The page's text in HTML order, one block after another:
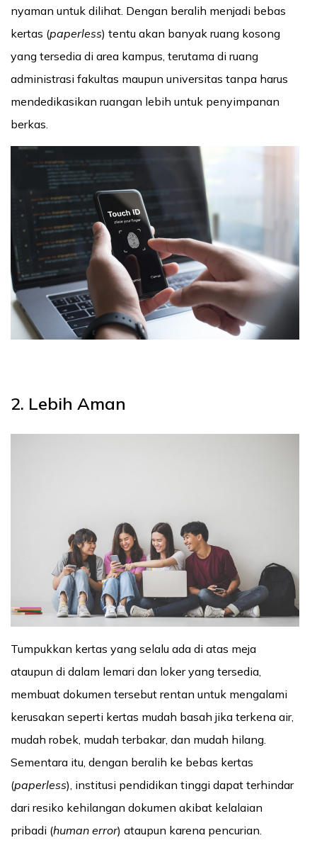
nyaman untuk dilihat. Dengan beralih menjadi bebas
kertas (paperless) tentu akan banyak ruang kosong
yang tersedia di area kampus, terutama di ruang
administrasi fakultas maupun universitas tanpa harus
mendedikasikan ruangan lebih untuk penyimpanan
berkas.
2. Lebih Aman
Tumpukkan kertas yang selalu ada di atas meja
ataupun di dalam lemari dan loker yang tersedia,
membuat dokumen tersebut rentan untuk mengalami
kerusakan seperti kertas mudah basah jika terkena air,
mudah robek, mudah terbakar, dan mudah hilang.
Sementara itu, dengan beralih ke bebas kertas
(paperless), institusi pendidikan tinggi dapat terhindar
dari resiko kehilangan dokumen akibat kelalaian
pribadi (human error) ataupun karena pencurian.